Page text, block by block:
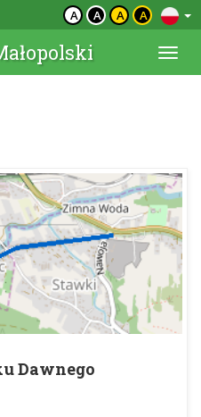
A A A A
Dawnego